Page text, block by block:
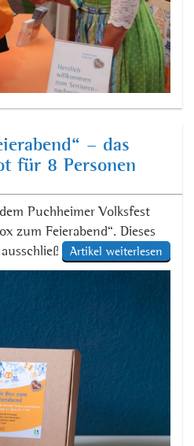
– das
für 8 Personen
Puchheimer Volksfest
zum Feierabend“. Dieses
am Tag der
am Dienstag, 14.
Paket enthält Bier- und
von bis zu acht Personen
Verlosung und ist
Artikel weiterlesen